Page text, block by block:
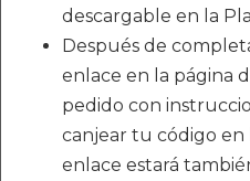
descargable en la
Después de
enlace en la página
pedido con
canjear tu código en
enlace estará